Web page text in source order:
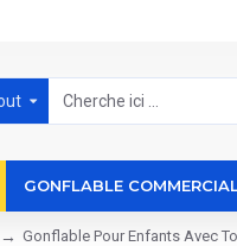
GONFLABLE
Gonflable Pour Enfants Avec